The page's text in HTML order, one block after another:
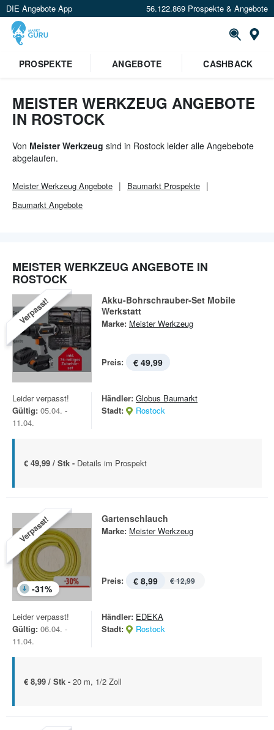
DIE Angebote App 56.122.869 Prospekte & Angebote
Standort festlegen
PROSPEKTE ANGEBOTE CASHBACK
MEISTER WERKZEUG ANGEBOTE
IN ROSTOCK
Von Meister Werkzeug sind in Rostock leider alle Angebebote
abgelaufen.
Meister Werkzeug Angebote Baumarkt Prospekte
Baumarkt Angebote
MEISTER WERKZEUG ANGEBOTE IN
ROSTOCK
Verpasst!
Akku-Bohrschrauber-Set Mobile
Werkstatt
Marke: Meister Werkzeug
Preis: € 49,99
Leider verpasst!
Gültig: 05.04. -
11.04.
Händler: Globus Baumarkt
Stadt:
Rostock
€ 49,99 / Stk - Details im Prospekt
Verpasst!
-31%
Gartenschlauch
Marke: Meister Werkzeug
Preis: € 8,99 € 12,99
Leider verpasst!
Gültig: 06.04. -
11.04.
Händler: EDEKA
Stadt:
Rostock
€ 8,99 / Stk - 20 m, 1/2 Zoll